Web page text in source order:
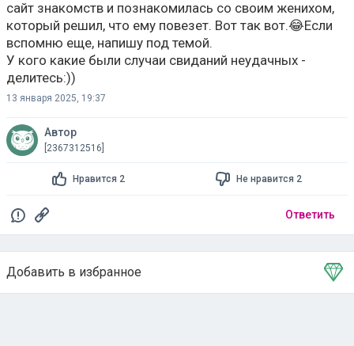
сайт знакомств и познакомилась со своим женихом,
который решил, что ему повезет. Вот так вот.😂Если
вспомню еще, напишу под темой.
У кого какие были случаи свиданий неудачных -
делитесь:))
13 января 2025, 19:37
Автор
[2367312516]
Нравится 2 Не нравится 2
Ответить
Добавить в избранное
Тема в избранном